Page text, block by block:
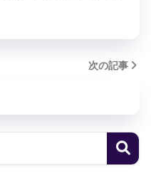
次の記事